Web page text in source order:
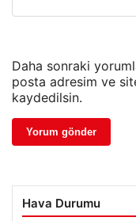
Daha sonraki
posta adresim ve
kaydedilsin.
Hava Durumu